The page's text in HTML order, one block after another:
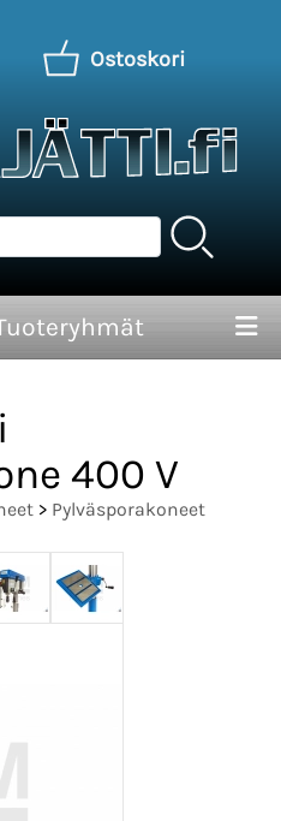
Ostoskori
400 V
> Pylväsporakoneet